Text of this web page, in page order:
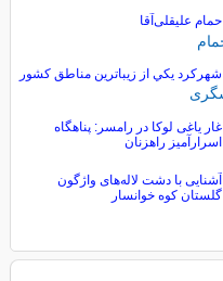
حمام علیقلی‌آقا
شهركرد يكي از زيباترين مناطق كشور
غار یاغی لوکا در رامسر: پناهگاه
اسرارآمیز راهزنان
آشنایی با دشت لاله‌های واژگون
گلستان‌ کوه خوانسار